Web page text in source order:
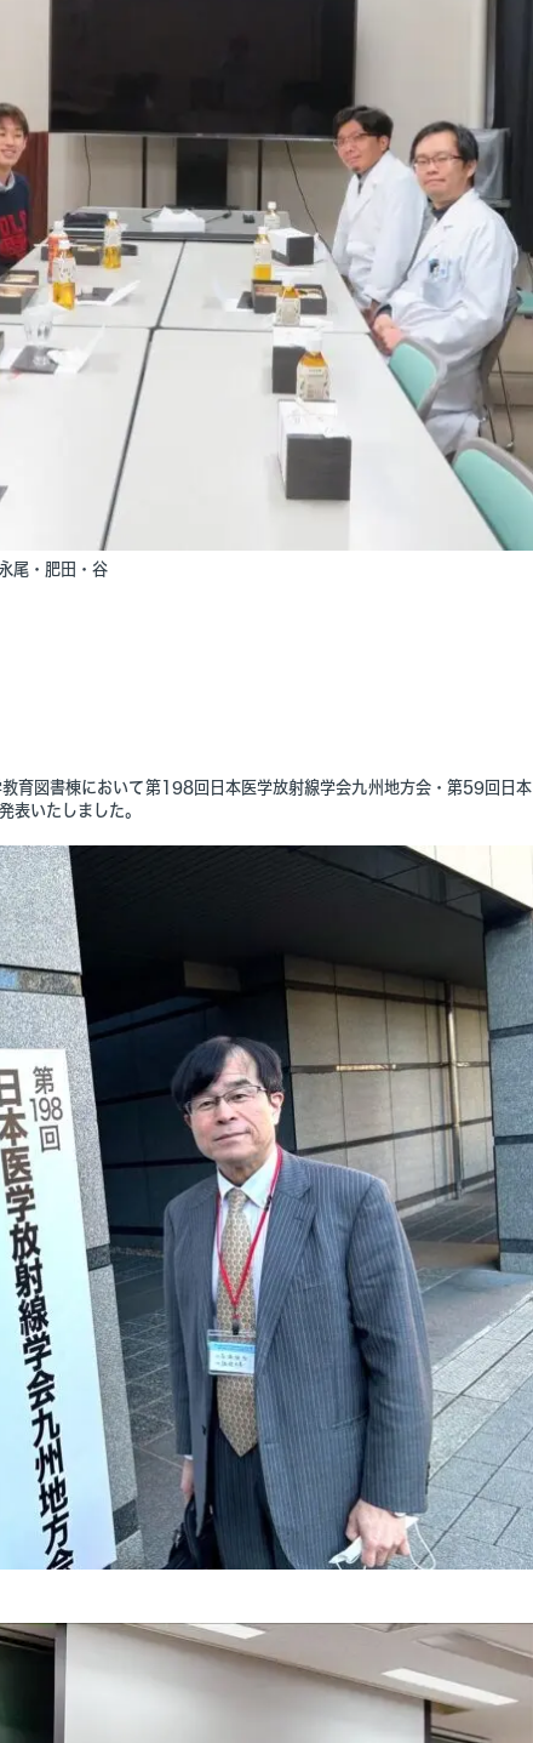
スタッフ紹介
働きやすい職場
ら
尾・肥田・谷
図書棟において第198回日本医学放射線学会九州地方会・第59回日本
表いたしました。